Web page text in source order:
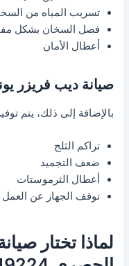
تسريب المياه من
فصل السخان بشكل
أعطال الأمان
صيانة ديب فريزر
بالإضافة إلى ذلك، يتم
تراكم الثلج
ضعف التجميد
أعطال الثرموستات
توقف الجهاز عن العمل
لماذا تختار